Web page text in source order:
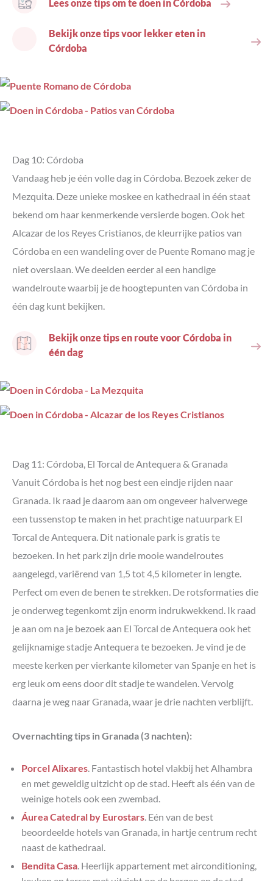
Lees onze tips om te doen in Córdoba
Bekijk onze tips voor lekker eten in
Córdoba
Dag 10: Córdoba
Vandaag heb je één volle dag in Córdoba. Bezoek zeker de
Mezquita. Deze unieke moskee en kathedraal in één staat
bekend om haar kenmerkende versierde bogen. Ook het
Alcazar de los Reyes Cristianos, de kleurrijke patios van
Córdoba en een wandeling over de Puente Romano mag je
niet overslaan. We deelden eerder al een handige
wandelroute waarbij je de hoogtepunten van Córdoba in
één dag kunt bekijken.
Bekijk onze tips en route voor Córdoba in
één dag
Dag 11: Córdoba, El Torcal de Antequera & Granada
Vanuit Córdoba is het nog best een eindje rijden naar
Granada. Ik raad je daarom aan om ongeveer halverwege
een tussenstop te maken in het prachtige natuurpark El
Torcal de Antequera. Dit nationale park is gratis te
bezoeken. In het park zijn drie mooie wandelroutes
aangelegd, variërend van 1,5 tot 4,5 kilometer in lengte.
Perfect om even de benen te strekken. De rotsformaties die
je onderweg tegenkomt zijn enorm indrukwekkend. Ik raad
je aan om na je bezoek aan El Torcal de Antequera ook het
gelijknamige stadje Antequera te bezoeken. Je vind je de
meeste kerken per vierkante kilometer van Spanje en het is
erg leuk om eens door dit stadje te wandelen. Vervolg
daarna je weg naar Granada, waar je drie nachten verblijft.
Overnachting tips in Granada (3 nachten):
Porcel Alixares. Fantastisch hotel vlakbij het Alhambra
en met geweldig uitzicht op de stad. Heeft als één van de
weinige hotels ook een zwembad.
Áurea Catedral by Eurostars. Eén van de best
beoordeelde hotels van Granada, in hartje centrum recht
naast de kathedraal.
Bendita Casa. Heerlijk appartement met airconditioning,